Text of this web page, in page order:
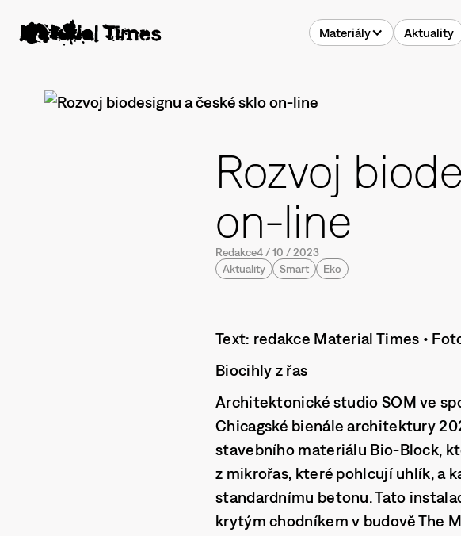
Materiály Aktuality
Rozvoj
on-line
Redakce4 /10 /2023
Aktuality
Smart Eko
Text: redakce Material Times •
Biocihly z řas
Architektonické studio SOM ve
Chicagské bienále architektury
stavebního materiálu Bio-Block,
z mikrořas, které pohlcují uhlík, a
standardnímu betonu. Tato
krytým chodníkem v budově The